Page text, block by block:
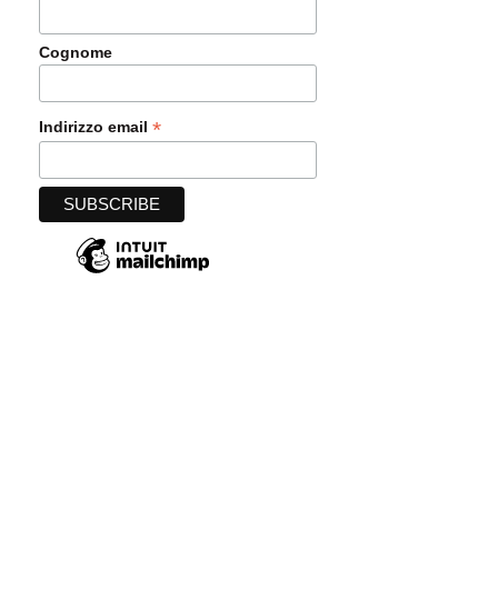
Cognome
Indirizzo email *